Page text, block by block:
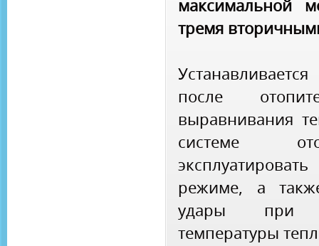
максимальной
тремя
после
выравнивания
системе
режиме, а
удары при
температуры